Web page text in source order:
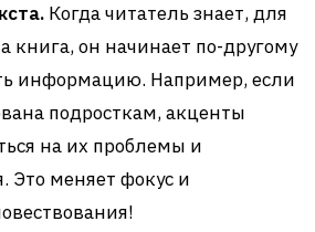
Когда читатель знает, для
книга, он начинает по-другому
информацию. Например, если
подросткам, акценты
на их проблемы и
Это меняет фокус и